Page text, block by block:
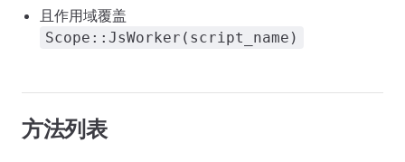
且作用域覆盖
Scope::JsWorker(script_name)
方法列表